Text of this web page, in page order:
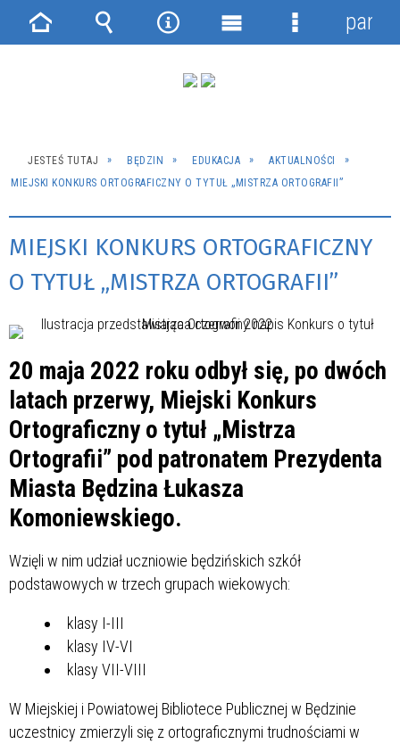
JESTEŚ TUTAJ BĘDZIN EDUKACJA
AKTUALNOŚCI
MIEJSKI KONKURS ORTOGRAFICZNY O TYTUŁ „MISTRZA ORTOGRAFII”
MIEJSKI KONKURS ORTOGRAFICZNY
O TYTUŁ „MISTRZA ORTOGRAFII”
20 maja 2022 roku odbył się, po dwóch
latach przerwy, Miejski Konkurs
Ortograficzny o tytuł „Mistrza
Ortografii” pod patronatem Prezydenta
Miasta Będzina Łukasza
Komoniewskiego.
Wzięli w nim udział uczniowie będzińskich szkół
podstawowych w trzech grupach wiekowych:
klasy I-III
klasy IV-VI
klasy VII-VIII
W Miejskiej i Powiatowej Bibliotece Publicznej w Będzinie
uczestnicy zmierzyli się z ortograficznymi trudnościami w
Strona Wyszukiwarka
NarzędziaMenu
Menu
panel